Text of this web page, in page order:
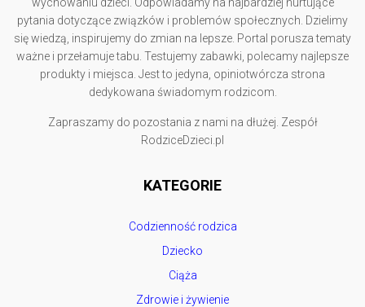
pytania dotyczące związków i problemów społecznych. Dzielimy
się wiedzą, inspirujemy do zmian na lepsze. Portal porusza tematy
ważne i przełamuje tabu. Testujemy zabawki, polecamy najlepsze
produkty i miejsca. Jest to jedyna, opiniotwórcza strona
dedykowana świadomym rodzicom.
Zapraszamy do pozostania z nami na dłużej. Zespół
RodziceDzieci.pl
KATEGORIE
Codzienność rodzica
Dziecko
Ciąża
Zdrowie i żywienie